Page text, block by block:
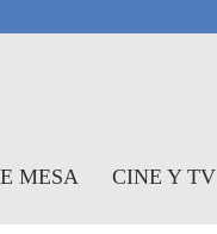
MESA CINE Y TV